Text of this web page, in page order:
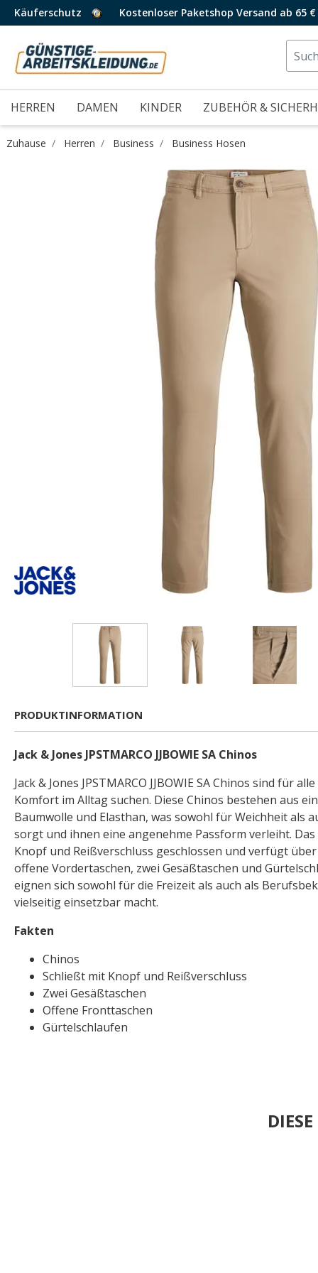
Käuferschutz Kostenloser Paketshop Versand ab 65 €
HERREN DAMEN KINDER ZUBEHÖR &
Zuhause Herren Business Business Hosen
PRODUKTINFORMATION
Jack & Jones JPSTMARCO JJBOWIE SA Chinos
Jack & Jones JPSTMARCO JJBOWIE SA Chinos sind für
Komfort im Alltag suchen. Diese Chinos bestehen aus
Baumwolle und Elasthan, was sowohl für Weichheit als
sorgt und ihnen eine angenehme Passform verleiht.
Knopf und Reißverschluss geschlossen und verfügt
offene Vordertaschen, zwei Gesäßtaschen und
eignen sich sowohl für die Freizeit als auch als
vielseitig einsetzbar macht.
Fakten
Chinos
Schließt mit Knopf und Reißverschluss
Zwei Gesäßtaschen
Offene Fronttaschen
Gürtelschlaufen